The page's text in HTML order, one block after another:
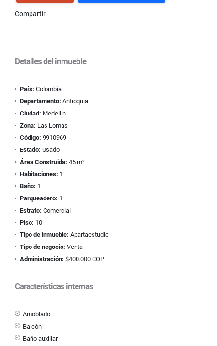
Compartir
Detalles del inmueble
País: Colombia
Departamento: Antioquia
Ciudad: Medellín
Zona: Las Lomas
Código: 9910969
Estado: Usado
Área Construida: 45 m²
Habitaciones: 1
Baño: 1
Parqueadero: 1
Estrato: Comercial
Piso: 10
Tipo de inmueble: Apartaestudio
Tipo de negocio: Venta
Administración: $400.000 COP
Características internas
Amoblado
Balcón
Baño auxiliar